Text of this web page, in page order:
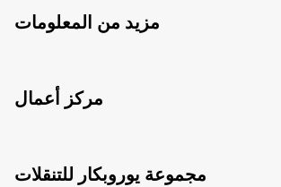
مزيد من المعلومات
مركز أعمال
مجموعة يوروبكار للتنقلات